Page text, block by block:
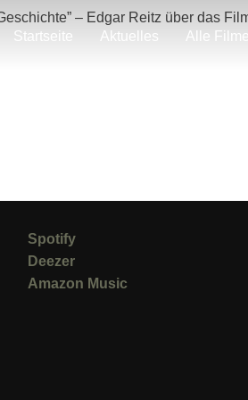
Startseite Aktuelles Alle Filme
– Edgar Reitz über das
Spotify
Deezer
Amazon Music